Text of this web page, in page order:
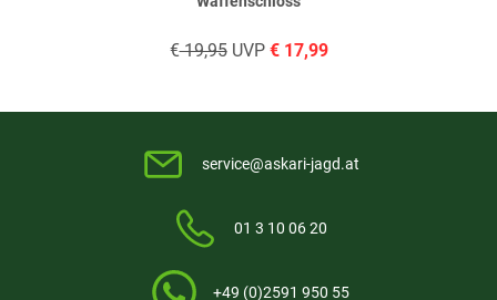
€19,95UVP €17,99
service@askari-jagd.at
01 3 10 06 20
+49 (0)2591 950 55